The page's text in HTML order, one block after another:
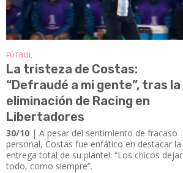
FÚTBOL
La tristeza de Costas:
“Defraudé a mi gente”, tras la
eliminación de Racing en
Libertadores
30/10 | A pesar del sentimiento de fracaso
personal, Costas fue enfático en destacar la
entrega total de su plantel: “Los chicos
todo, como siempre”.